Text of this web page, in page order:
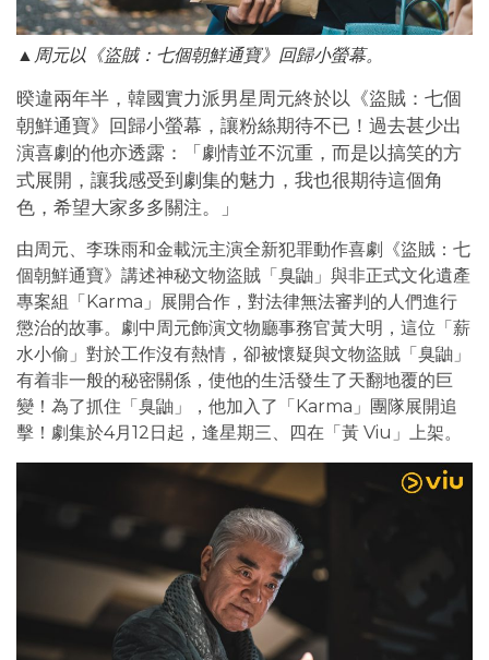
▲周元以《盜賊：七個朝鮮通寶》回歸小螢幕。
暌違兩年半，韓國實力派男星周元終於以《盜賊：七個
朝鮮通寶》回歸小螢幕，讓粉絲期待不已！過去甚少出
演喜劇的他亦透露：「劇情並不沉重，而是以搞笑的方
式展開，讓我感受到劇集的魅力，我也很期待這個角
色，希望大家多多關注。」
由周元、李珠雨和金載沅主演全新犯罪動作喜劇《盜賊：七
個朝鮮通寶》講述神秘文物盜賊「臭鼬」與非正式文化遺產
專案組「Karma」展開合作，對法律無法審判的人們進行
懲治的故事。劇中周元飾演文物廳事務官黃大明，這位「薪
水小偷」對於工作沒有熱情，卻被懷疑與文物盜賊「臭鼬」
有着非一般的秘密關係，使他的生活發生了天翻地覆的巨
變！為了抓住「臭鼬」，他加入了「Karma」團隊展開追
擊！劇集於4月12日起，逢星期三、四在「黃 Viu」上架。